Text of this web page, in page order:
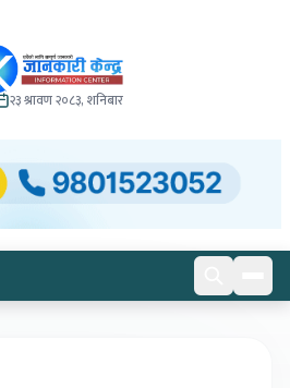
२३ श्रावण २०८३, शनिबार